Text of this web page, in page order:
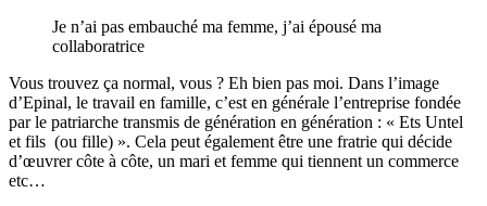
Je n’ai pas embauché ma femme, j’ai épousé ma
collaboratrice
Vous trouvez ça normal, vous ? Eh bien pas moi. Dans l’image
d’Epinal, le travail en famille, c’est en générale l’entreprise fondée
par le patriarche transmis de génération en génération : « Ets Untel
et fils (ou fille) ». Cela peut également être une fratrie qui décide
d’œuvrer côte à côte, un mari et femme qui tiennent un commerce
etc…